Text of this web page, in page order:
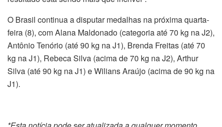
O Brasil continua a disputar medalhas na próxima quarta-
feira (8), com Alana Maldonado (categoria até 70 kg na J2),
Antônio Tenório (até 90 kg na J1), Brenda Freitas (até 70
kg na J1), Rebeca Silva (acima de 70 kg na J2), Arthur
Silva (até 90 kg na J1) e Wilians Araújo (acima de 90 kg na
J1).